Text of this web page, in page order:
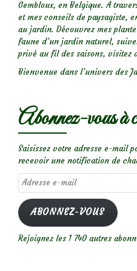
Gembloux, en Belgique. A
et mes conseils de paysagiste,
au jardin. Découvrez mes
faune d’un jardin naturel,
privé au fil des saisons, visitez
Bienvenue dans l’univers des
Abonnez-vous à
Saisissez votre adresse e-mail
recevoir une notification de
Adresse
e-
mail
ABONNEZ-VOUS
Rejoignez les 1 740 autres